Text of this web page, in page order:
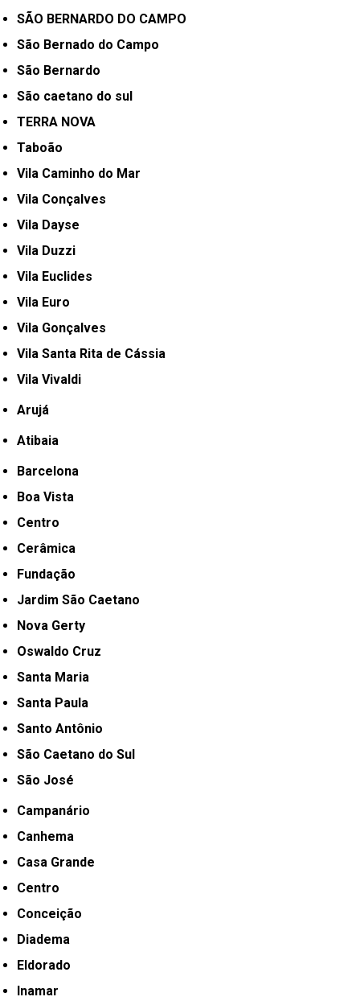
SÃO BERNARDO DO CAMPO
São Bernado do Campo
São Bernardo
São caetano do sul
TERRA NOVA
Taboão
Vila Caminho do Mar
Vila Conçalves
Vila Dayse
Vila Duzzi
Vila Euclides
Vila Euro
Vila Gonçalves
Vila Santa Rita de Cássia
Vila Vivaldi
Arujá
Atibaia
Barcelona
Boa Vista
Centro
Cerâmica
Fundação
Jardim São Caetano
Nova Gerty
Oswaldo Cruz
Santa Maria
Santa Paula
Santo Antônio
São Caetano do Sul
São José
Campanário
Canhema
Casa Grande
Centro
Conceição
Diadema
Eldorado
Inamar